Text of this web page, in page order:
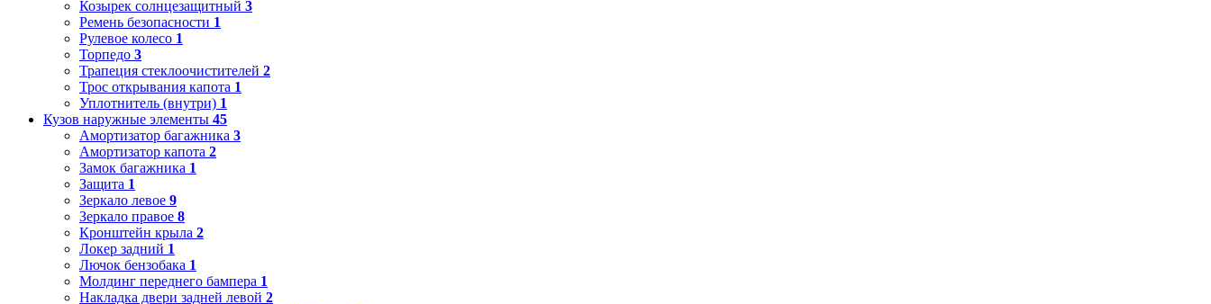
Козырек солнцезащитный 3
Ремень безопасности 1
Рулевое колесо 1
Торпедо 3
Трапеция стеклоочистителей 2
Трос открывания капота 1
Уплотнитель (внутри) 1
Кузов наружные элементы 45
Амортизатор багажника 3
Амортизатор капота 2
Замок багажника 1
Защита 1
Зеркало левое 9
Зеркало правое 8
Кронштейн крыла 2
Локер задний 1
Лючок бензобака 1
Молдинг переднего бампера 1
Накладка двери задней левой 2